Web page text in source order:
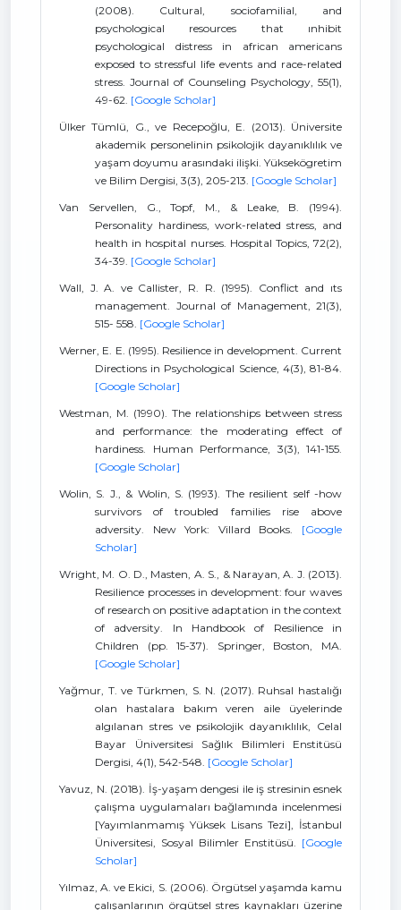
(2008). Cultural, sociofamilial, and
psychological resources that ınhibit
psychological distress in african americans
exposed to stressful life events and race-related
stress. Journal of Counseling Psychology, 55(1),
49-62. [Google Scholar]
Ülker Tümlü, G., ve Recepoğlu, E. (2013). Üniversite
akademik personelinin psikolojik dayanıklılık ve
yaşam doyumu arasındaki ilişki. Yüksekögretim
ve Bilim Dergisi, 3(3), 205-213. [Google Scholar]
Van Servellen, G., Topf, M., & Leake, B. (1994).
Personality hardiness, work-related stress, and
health in hospital nurses. Hospital Topics, 72(2),
34-39. [Google Scholar]
Wall, J. A. ve Callister, R. R. (1995). Conflict and ıts
management. Journal of Management, 21(3),
515- 558. [Google Scholar]
Werner, E. E. (1995). Resilience in development. Current
Directions in Psychological Science, 4(3), 81-84.
[Google Scholar]
Westman, M. (1990). The relationships between stress
and performance: the moderating effect of
hardiness. Human Performance, 3(3), 141-155.
[Google Scholar]
Wolin, S. J., & Wolin, S. (1993). The resilient self -how
survivors of troubled families rise above
adversity. New York: Villard Books. [Google
Scholar]
Wright, M. O. D., Masten, A. S., & Narayan, A. J. (2013).
Resilience processes in development: four waves
of research on positive adaptation in the context
of adversity. In Handbook of Resilience in
Children (pp. 15-37). Springer, Boston, MA.
[Google Scholar]
Yağmur, T. ve Türkmen, S. N. (2017). Ruhsal hastalığı
olan hastalara bakım veren aile üyelerinde
algılanan stres ve psikolojik dayanıklılık, Celal
Bayar Üniversitesi Sağlık Bilimleri Enstitüsü
Dergisi, 4(1), 542-548. [Google Scholar]
Yavuz, N. (2018). İş-yaşam dengesi ile iş stresinin esnek
çalışma uygulamaları bağlamında incelenmesi
[Yayımlanmamış Yüksek Lisans Tezi], İstanbul
Üniversitesi, Sosyal Bilimler Enstitüsü. [Google
Scholar]
Yılmaz, A. ve Ekici, S. (2006). Örgütsel yaşamda kamu
çalışanlarının örgütsel stres kaynakları üzerine